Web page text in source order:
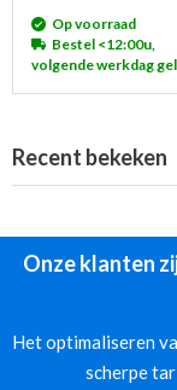
Op voorraad
Bestel <12:00u,
volgende werkdag
Recent bekeken
Onze klanten
Het optimaliseren
scherpe